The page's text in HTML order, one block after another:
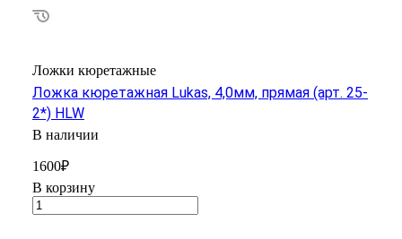
Ложки кюретажные
Ложка кюретажная Lukas, 4,0мм, прямая (арт. 25-
2*) HLW
В наличии
1600₽
В корзину